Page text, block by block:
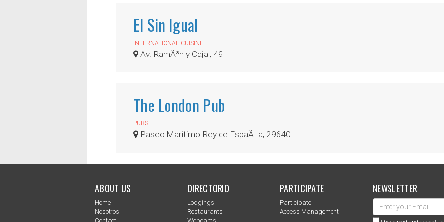
El Sin Igual
INTERNATIONAL CUISINE
Av. RamÃ³n y Cajal, 49
The London Pub
PUBS
Paseo Maritimo Rey de EspaÃ±a, 29640
ABOUT US
Home
Nosotros
Contact
DIRECTORIO
Lodgings
Restaurants
Webcams
PARTICIPATE
Participate
Access Management
NEWSLETTER